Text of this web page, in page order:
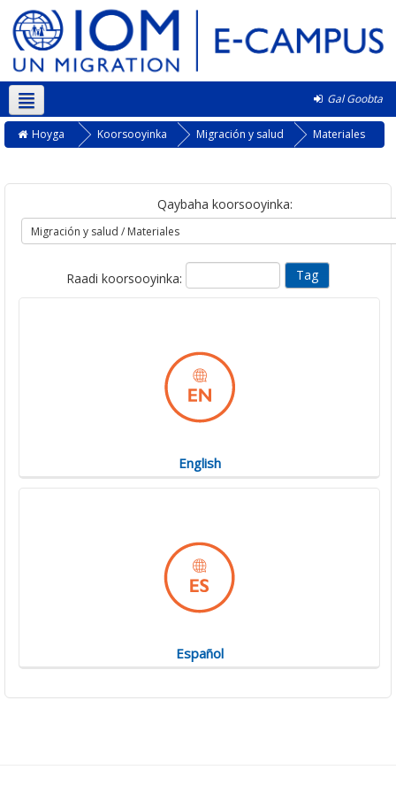
Gal Goobta
Soomaali ‎(so)‎
Hoyga Koorsooyinka Migración y salud Materiales
Qaybaha koorsooyinka:
Raadi koorsooyinka:
English
Español